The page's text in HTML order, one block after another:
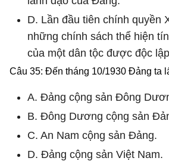
D. Lần đầu tiên chính quyền
những chính sách thể hiện
của một dân tộc được độc
Câu 35: Đến tháng 10/1930 Đảng ta
A. Đảng cộng sản Đông
B. Đông Dương cộng sản
C. An Nam cộng sản Đảng.
D. Đảng cộng sản Việt Nam.